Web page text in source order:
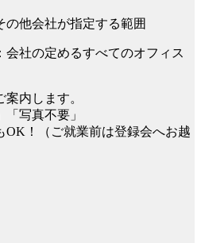
の他会社が指定する範囲
会社の定めるすべてのオフィス
案内します。
「写真不要」
OK！（ご就業前は登録会へお越